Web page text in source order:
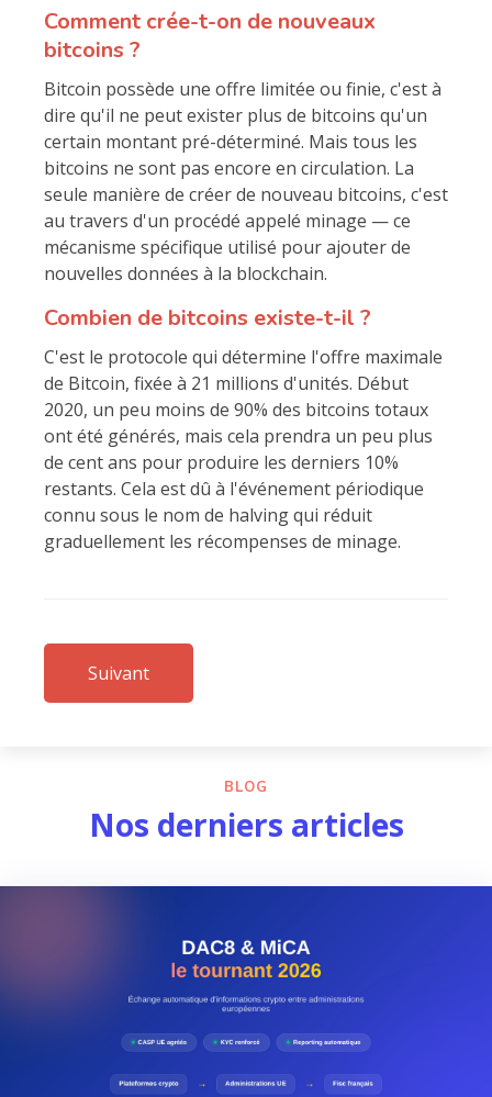
Comment crée-t-on de nouveaux
bitcoins ?
Bitcoin possède une offre limitée ou finie, c'est à
dire qu'il ne peut exister plus de bitcoins qu'un
certain montant pré-déterminé. Mais tous les
bitcoins ne sont pas encore en circulation. La
seule manière de créer de nouveau bitcoins, c'est
au travers d'un procédé appelé minage — ce
mécanisme spécifique utilisé pour ajouter de
nouvelles données à la blockchain.
Combien de bitcoins existe-t-il ?
C'est le protocole qui détermine l'offre maximale
de Bitcoin, fixée à 21 millions d'unités. Début
2020, un peu moins de 90% des bitcoins totaux
ont été générés, mais cela prendra un peu plus
de cent ans pour produire les derniers 10%
restants. Cela est dû à l'événement périodique
connu sous le nom de halving qui réduit
graduellement les récompenses de minage.
Suivant
BLOG
Nos derniers articles